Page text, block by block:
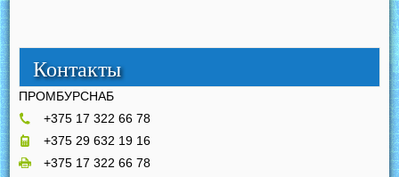
Контакты
ПРОМБУРСНАБ
+375 17 322 66 78
+375 29 632 19 16
+375 17 322 66 78